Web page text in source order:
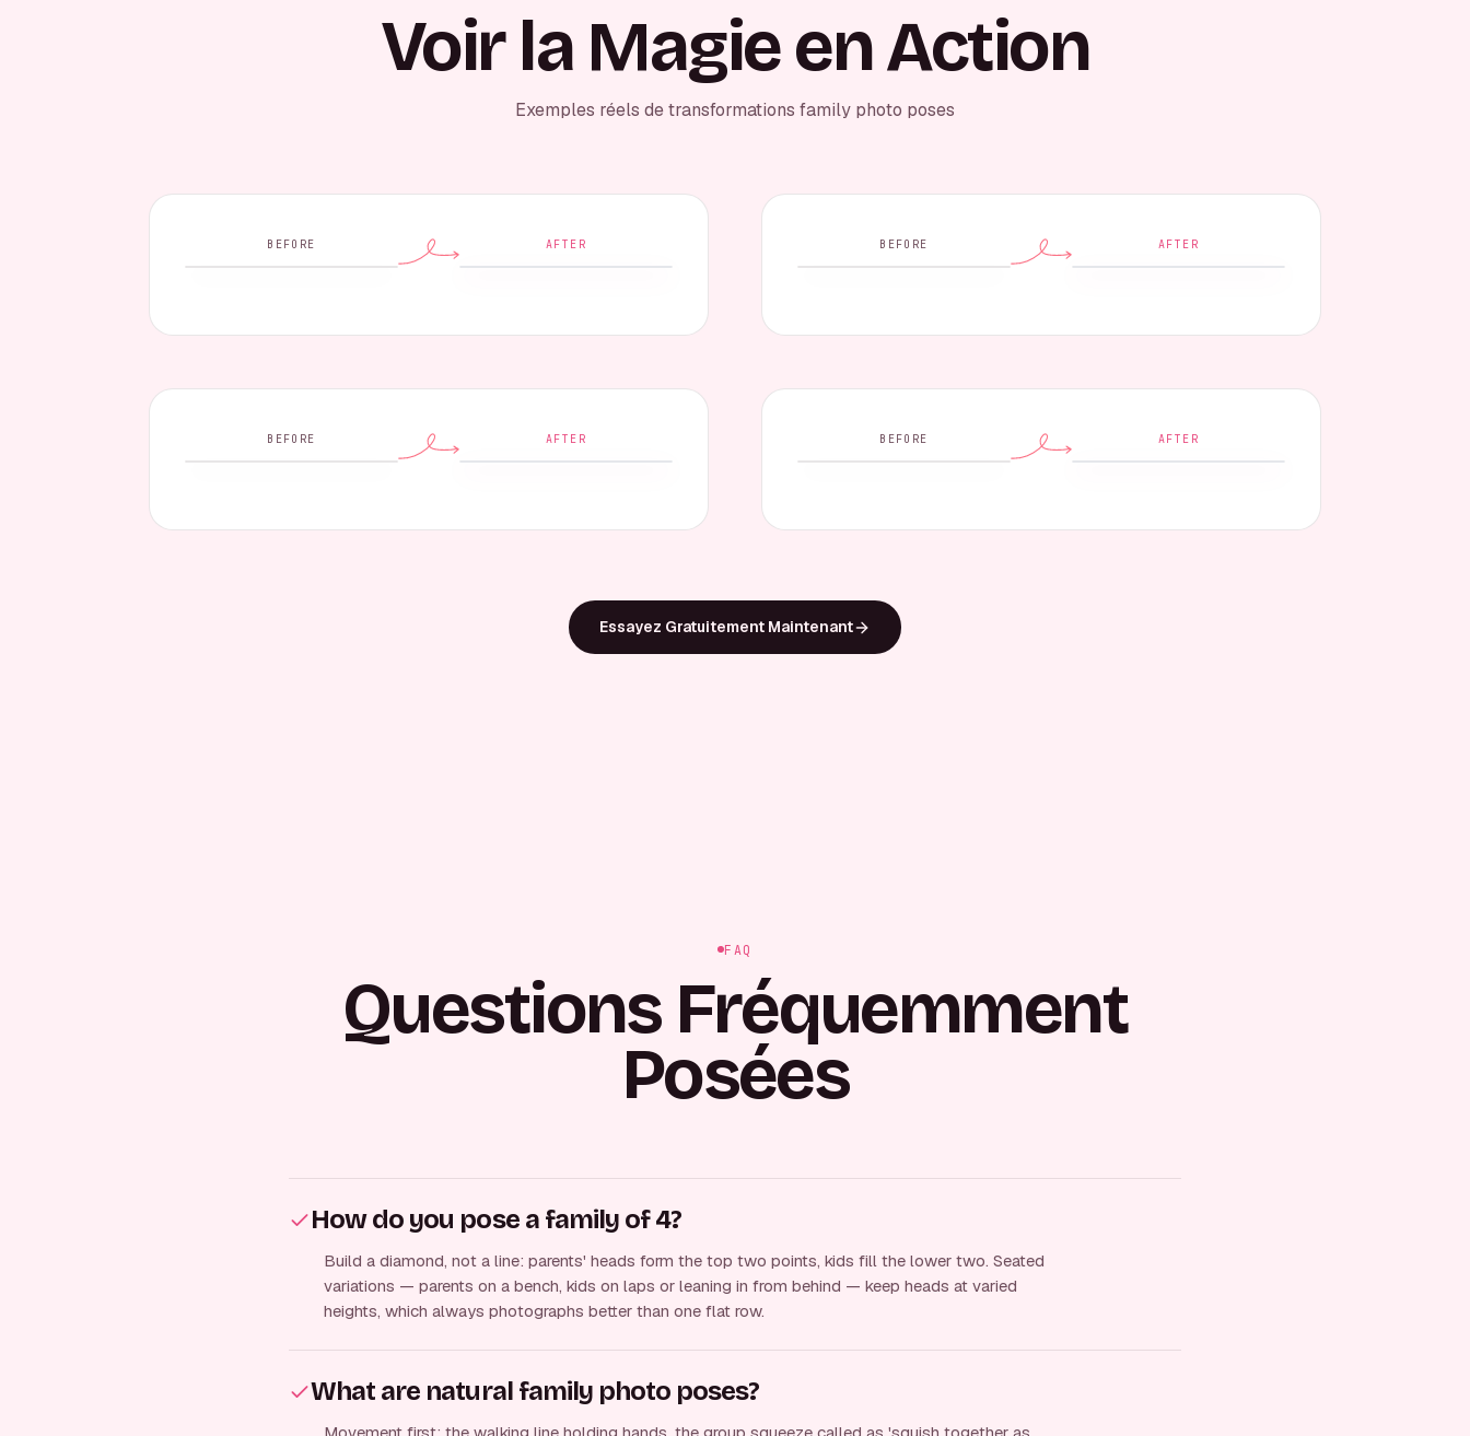
Voir la Magie en Action
Exemples réels de transformations family photo poses
BEFORE AFTER BEFORE AFTER
BEFORE AFTER BEFORE AFTER
Essayez Gratuitement Maintenant
FAQ
Questions Fréquemment
Posées
How do you pose a family of 4?
Build a diamond, not a line: parents' heads form the top two points, kids fill the lower two. Seated
variations — parents on a bench, kids on laps or leaning in from behind — keep heads at varied
heights, which always photographs better than one flat row.
What are natural family photo poses?
Movement first: the walking line holding hands, the group squeeze called as 'squish together as